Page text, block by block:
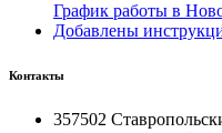
График работы в
Добавлены
Контакты
357502